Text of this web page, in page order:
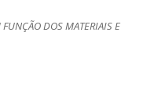
DOS MATERIAIS E